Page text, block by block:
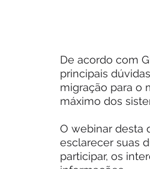
De acordo com
principais
migração para o
máximo dos
O webinar desta
esclarecer suas
participar, os